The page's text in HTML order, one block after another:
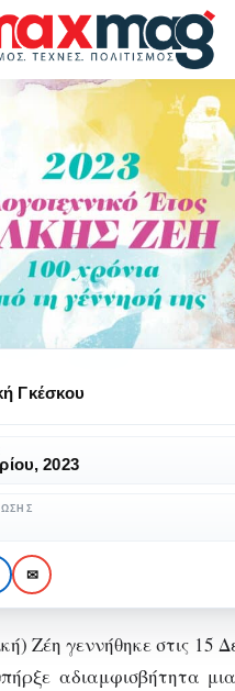
έτος
χρόνια από
της
Γκέσκου
2023
✉
Ζέη γεννήθηκε στις 15
αδιαμφισβήτητα